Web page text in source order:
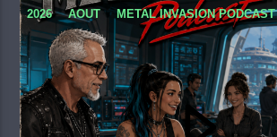
2026 AOUT METAL INVASION PODCAST